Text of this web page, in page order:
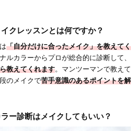
クレッスンとは何ですか？
「自分だけに合ったメイク」を教えてく
ルカラーからプロが総合的に診断して、
教えてくれます。マンツーマンで教えて
のメイクで苦手意識のあるポイントを解
ー診断はメイクしてもいい？